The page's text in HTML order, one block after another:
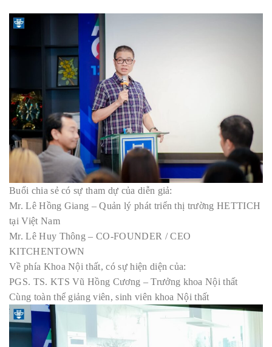
Buổi chia sẻ có sự tham dự của diễn giả:
Mr. Lê Hồng Giang – Quản lý phát triển thị trường HETTICH
tại Việt Nam
Mr. Lê Huy Thông – CO-FOUNDER / CEO
KITCHENTOWN
Về phía Khoa Nội thất, có sự hiện diện của:
PGS. TS. KTS Vũ Hồng Cương – Trưởng khoa Nội thất
Cùng toàn thể giảng viên, sinh viên khoa Nội thất